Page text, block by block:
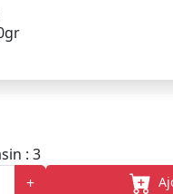
: 3
+